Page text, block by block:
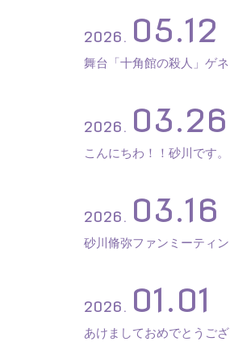
2026. 05.12
舞台「十角館の殺人」ゲ
2026. 03.26
こんにちわ！！砂川です。
2026. 03.16
砂川脩弥ファンミーティ
2026. 01.01
あけましておめでとうござ